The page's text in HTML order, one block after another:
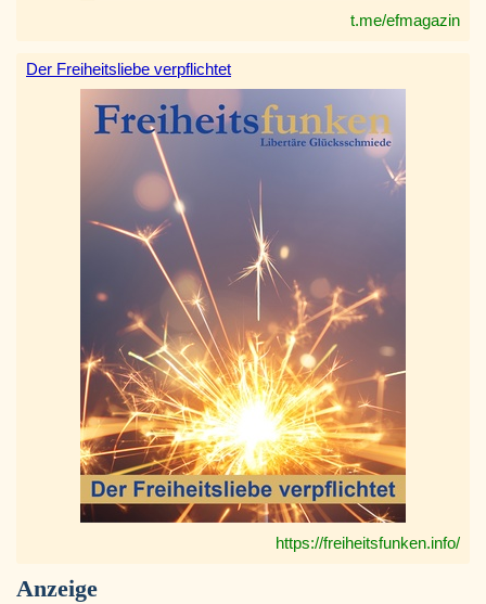
t.me/efmagazin
Der Freiheitsliebe verpflichtet
https://freiheitsfunken.info/
Anzeige